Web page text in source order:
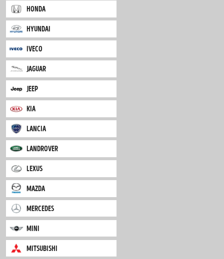
ds
fiat
ford
honda
hyundai
iveco
jaguar
jeep
kia
lancia
landrover